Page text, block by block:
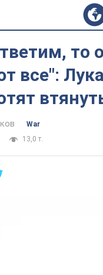
то
все":
War
13,0 т.